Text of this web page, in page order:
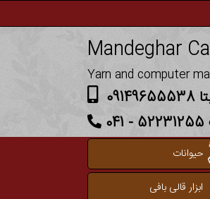
Mandeghar
Yarn and computer
حیوانات
ابزار قالی بافی